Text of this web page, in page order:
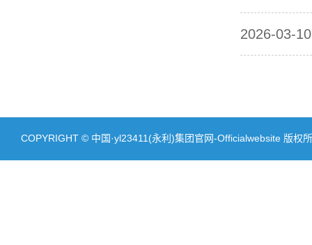
2026-03-10
COPYRIGHT © 中国·yl23411(永利)集团官网-Officialwebsite 版权